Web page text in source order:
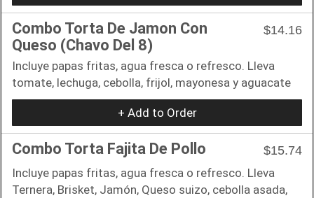
Combo Torta De Jamon Con
Queso (Chavo Del 8)
$14.16
Incluye papas fritas, agua fresca o refresco. Lleva
tomate, lechuga, cebolla, frijol, mayonesa y aguacate
+ Add to Order
Combo Torta Fajita De Pollo
$15.74
Incluye papas fritas, agua fresca o refresco. Lleva
Ternera, Brisket, Jamón, Queso suizo, cebolla asada,